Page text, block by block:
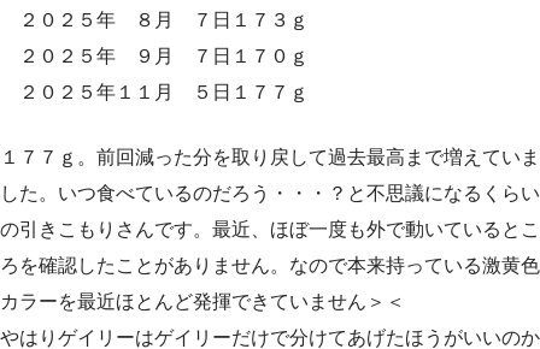
２０２５年 ８月 ７日１７３ｇ
２０２５年 ９月 ７日１７０ｇ
２０２５年１１月 ５日１７７ｇ
１７７ｇ。前回減った分を取り戻して過去最高まで増えていま
した。いつ食べているのだろう・・・？と不思議になるくらい
の引きこもりさんです。最近、ほぼ一度も外で動いているとこ
ろを確認したことがありません。なので本来持っている激黄色
カラーを最近ほとんど発揮できていません＞＜
やはりゲイリーはゲイリーだけで分けてあげたほうがいいのか